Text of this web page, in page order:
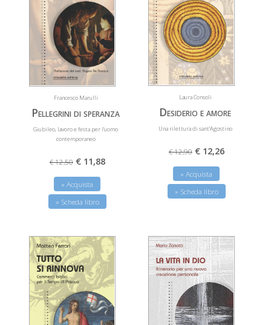
Francesco Marulli
Pellegrini di speranza
Giubileo, lavoro e festa per l’uomo
contemporaneo
€ 12,50 € 11,88
» Acquista
» Scheda libro
Laura Consoli
Desiderio e amore
Una rilettura di sant’Agostino
€ 12,90 € 12,26
» Acquista
» Scheda libro